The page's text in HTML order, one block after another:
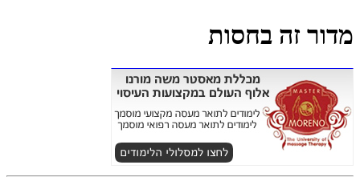
מדור זה בחסות